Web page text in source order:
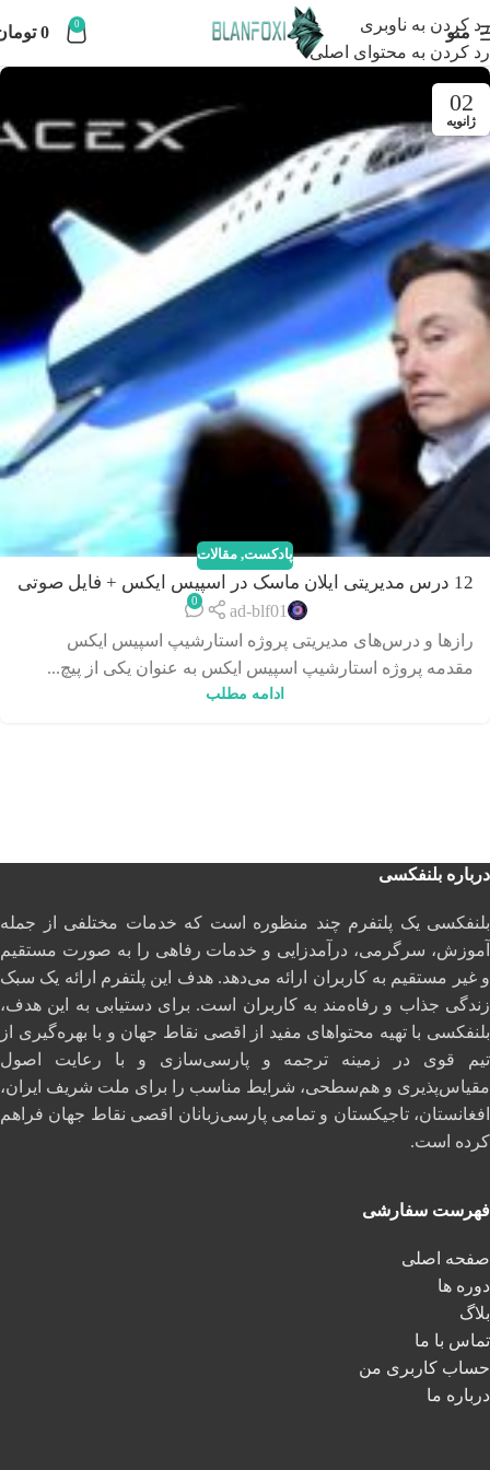
رد کردن به ناوبری
رد کردن به محتوای اصلی
منو 0
0
02
ژانویه
پادکست, مقالات
12 درس مدیریتی ایلان ماسک در اسپیس ایکس + فایل صوتی
ad-blf01
0
رازها و درس‌های مدیریتی پروژه استارشیپ اسپیس ایکس
مقدمه پروژه استارشیپ اسپیس ایکس به عنوان یکی از پیچ...
ادامه مطلب
درباره بلنفکسی
بلنفکسی یک پلتفرم چند منظوره است که خدمات مختلفی از جمله
آموزش، سرگرمی، درآمدزایی و خدمات رفاهی را به صورت مستقیم
و غیر مستقیم به کاربران ارائه می‌دهد. هدف این پلتفرم ارائه یک سبک
زندگی جذاب و رفاه‌مند به کاربران است. برای دستیابی به این هدف،
بلنفکسی با تهیه محتواهای مفید از اقصی نقاط جهان و با بهره‌گیری از
تیم قوی در زمینه ترجمه و پارسی‌سازی و با رعایت اصول
مقیاس‌پذیری و هم‌سطحی، شرایط مناسب را برای ملت شریف ایران،
افغانستان، تاجیکستان و تمامی پارسی‌زبانان اقصی نقاط جهان فراهم
کرده است.
فهرست سفارشی
صفحه اصلی
دوره ها
بلاگ
تماس با ما
حساب کاربری من
درباره ما